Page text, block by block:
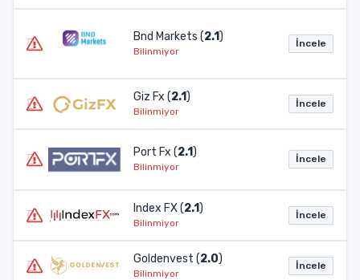
Bnd Markets (2.1)
Bilinmiyor
İncele
Giz Fx (2.1)
Bilinmiyor
İncele
Port Fx (2.1)
Bilinmiyor
İncele
Index FX (2.1)
Bilinmiyor
İncele
Goldenvest (2.0)
Bilinmiyor
İncele